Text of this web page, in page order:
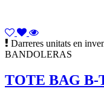
Darreres unitats en
BANDOLERAS
TOTE BAG B-